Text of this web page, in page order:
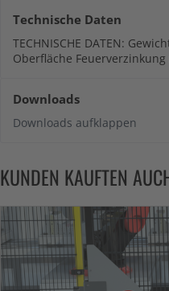
Technische Daten
TECHNISCHE DATEN:
Oberfläche Feuerverzinkung
Downloads
Downloads aufklappen
KUNDEN KAUFTEN